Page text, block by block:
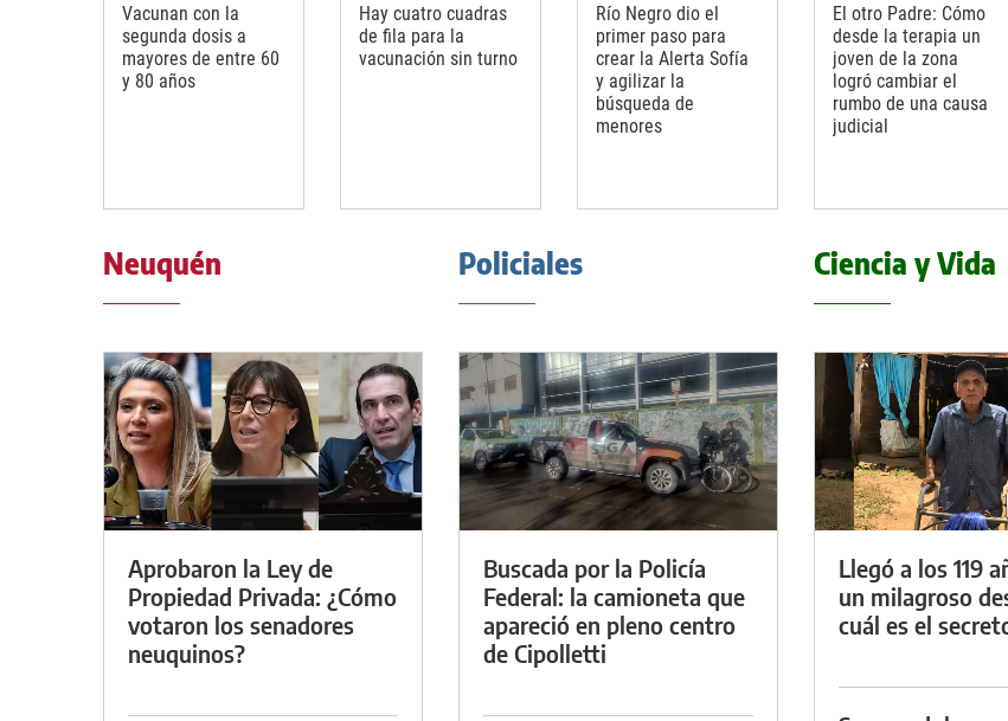
Vacunan con la
segunda dosis a
mayores de entre 60
y 80 años
Hay cuatro cuadras
de fila para la
vacunación sin turno
Río Negro dio el
primer paso para
crear la Alerta Sofía
y agilizar la
búsqueda de
menores
El otro Padre: Cómo
desde la terapia un
joven de la zona
logró cambiar el
rumbo de una causa
judicial
Neuquén
Aprobaron la Ley de
Propiedad Privada: ¿Cómo
votaron los senadores
neuquinos?
Policiales
Buscada por la Policía
Federal: la camioneta que
apareció en pleno centro
de Cipolletti
Ciencia y Vida
Llegó a los 119
un milagroso
cuál es el